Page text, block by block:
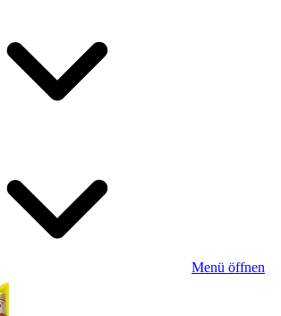
Menü öffnen